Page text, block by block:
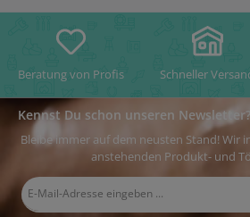
Beratung von Profis Schneller
Kennst Du schon unseren Newsletter?
Bleibe immer auf dem neusten Stand! Wir
anstehenden Produkt- und